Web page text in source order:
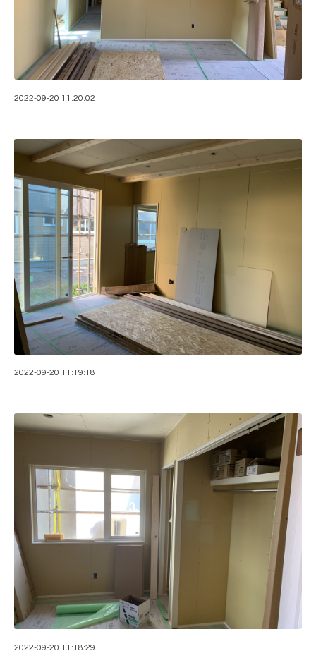
2022-09-20 11:20:02
2022-09-20 11:19:18
2022-09-20 11:18:29